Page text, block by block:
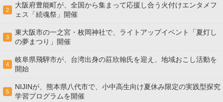
2
大阪府豊能町が、全国から集まって応援し合う火付けエンタメフ
ェス「続魂祭」開催
3
東大阪市の一之宮・枚岡神社で、ライトアップイベント「夏灯し
の夢まつり」開催
4
岐阜県飛騨市が、台湾出身の莊欣翰氏を迎え、地域おこし活動を
開始
5
NIJINが、熊本県八代市で、小中高生向け夏休み限定の実践型探究
学習プログラムを開催